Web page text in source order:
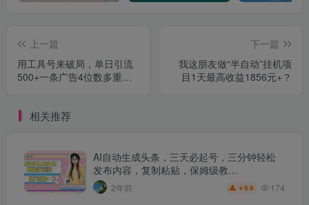
上一篇
用工具号来破局，单日引流
500+一条广告4位数多重收
下一篇
我这朋友做“半自动”挂机项
目1天最高收益1856元+？
相关推荐
AI自动生成头条，三天必起号，三分钟轻松
发布内容，复制粘贴，保姆级教…
2年前 ￥9.9 174